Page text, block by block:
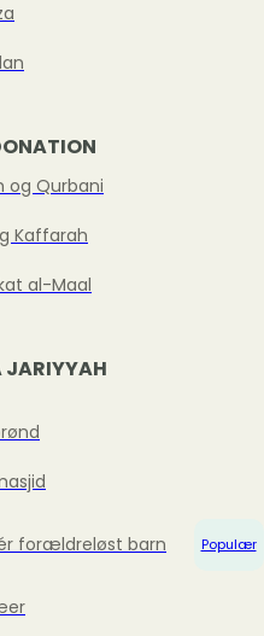
og Qurbani
Kaffarah
al-Maal
JARIYYAH
forældreløst barn Populær